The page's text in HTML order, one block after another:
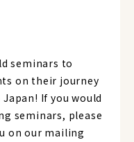
seminars to
on their journey
If you would
seminars, please
on our mailing